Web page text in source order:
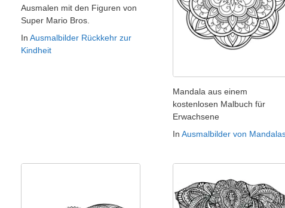
Ausmalen mit den Figuren von
Super Mario Bros.
In Ausmalbilder Rückkehr zur
Kindheit
Mandala aus einem
kostenlosen Malbuch für
Erwachsene
In Ausmalbilder von